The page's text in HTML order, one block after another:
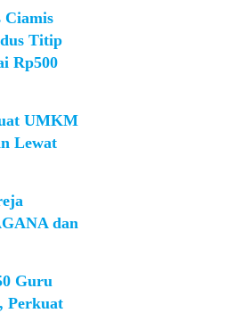
Ciamis
Titip
Rp500
UMKM
Lewat
dan
Guru
Perkuat